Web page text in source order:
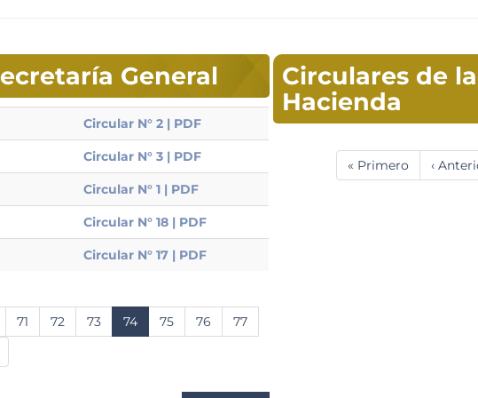
General
Circular N° 2 | PDF
Circular N° 3 | PDF
Circular N° 1 | PDF
Circular N° 18 | PDF
Circular N° 17 | PDF
Página
71 Página
72 Página
73
Página
actual
74 Página
75 Página
76 Página
77
Circulares de
Hacienda
Paginación
Primera
página
« Primero
Página
‹